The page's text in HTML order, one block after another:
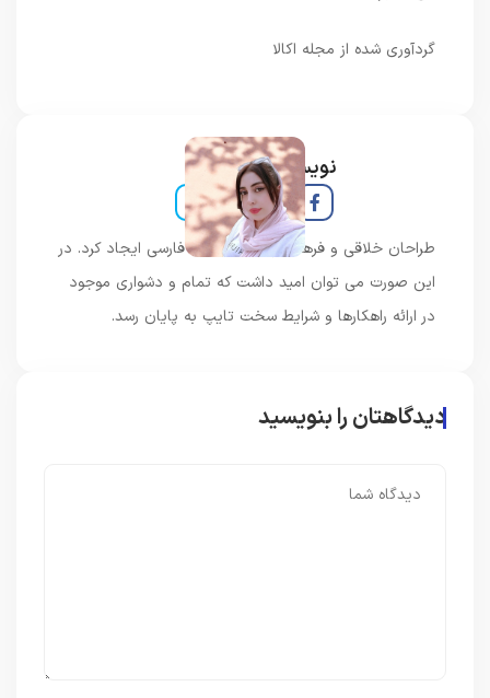
گردآوری شده از مجله اکالا
نویسنده و خبرنگار
طراحان خلاقی و فرهنگ پیشرو در زبان فارسی ایجاد کرد. در
این صورت می توان امید داشت که تمام و دشواری موجود
در ارائه راهکارها و شرایط سخت تایپ به پایان رسد.
دیدگاهتان را بنویسید